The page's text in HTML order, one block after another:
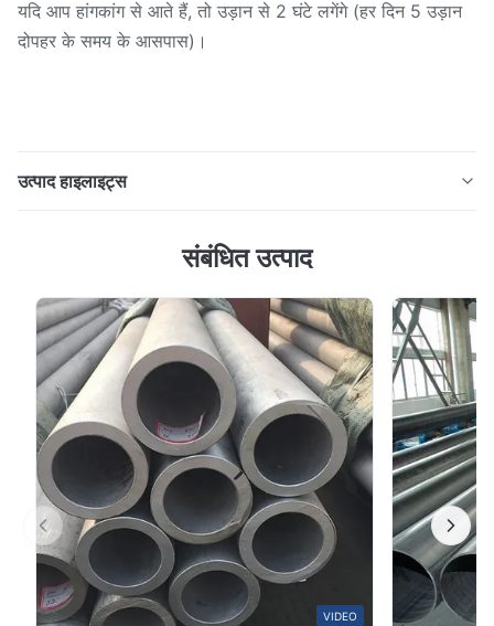
यदि आप हांगकांग से आते हैं, तो उड़ान से 2 घंटे लगेंगे (हर दिन 5 उड़ान
दोपहर के समय के आसपास)।
उत्पाद हाइलाइट्स
सेंट 45.8 निर्बाध कार्बन स्टील बॉयलर ट्यूब निर्बाध पाइप व्यापक रूप से
प्रयोजन सीमलेस पाइप, कम मिश्र धातु संरचनात्मक स्टील या मिश्र धातु
संरचनात्मक स्टील रोलिंग, उत्पादन सबसे अ...
संबंधित उत्पाद
VIDEO